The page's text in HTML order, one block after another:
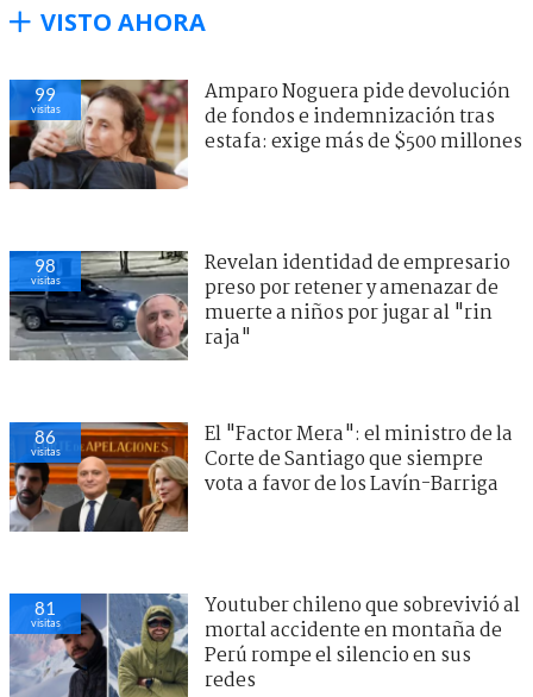
VISTO AHORA
99
visitas
Amparo Noguera pide devolución
de fondos e indemnización tras
estafa: exige más de $500 millones
98
visitas
Revelan identidad de empresario
preso por retener y amenazar de
muerte a niños por jugar al "rin
raja"
86
visitas
El "Factor Mera": el ministro de la
Corte de Santiago que siempre
vota a favor de los Lavín-Barriga
81
visitas
Youtuber chileno que sobrevivió al
mortal accidente en montaña de
Perú rompe el silencio en sus
redes